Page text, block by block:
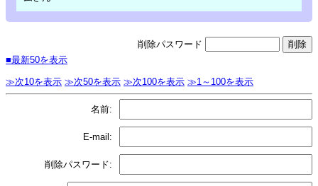
削除パスワード
■最新50を表示
≫次10を表示 ≫次50を表示 ≫次100を表示 ≫1～100を表示
名前:
E-mail:
削除パスワード: